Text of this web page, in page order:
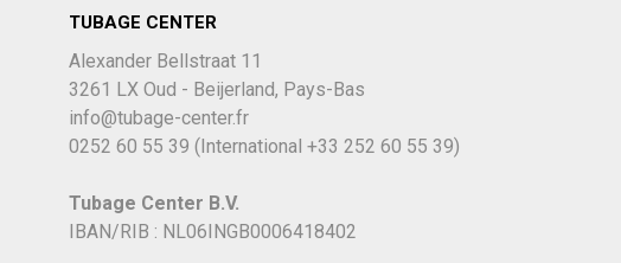
TUBAGE CENTER
Alexander Bellstraat 11
3261 LX Oud - Beijerland, Pays-Bas
info@tubage-center.fr
0252 60 55 39 (International +33 252 60 55 39)
Tubage Center B.V.
IBAN/RIB : NL06INGB0006418402